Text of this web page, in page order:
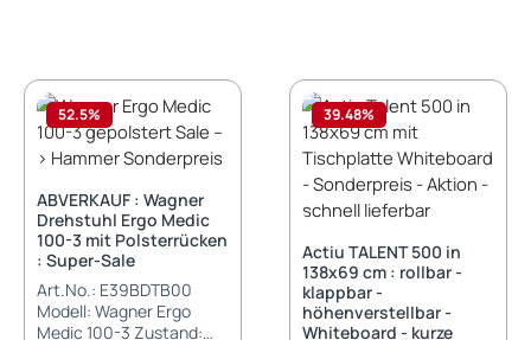
52.5%
ABVERKAUF : Wagner
Drehstuhl Ergo Medic
100-3 mit Polsterrücken
: Super-Sale
Art.No.: E39BDTB00
Modell: Wagner Ergo
Medic 100-3 Zustand:
39.48%
Actiu TALENT 500 in
138x69 cm : rollbar -
klappbar -
höhenverstellbar -
Whiteboard - kurze